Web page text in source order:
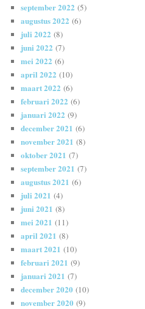
september 2022 (5)
augustus 2022 (6)
juli 2022 (8)
juni 2022 (7)
mei 2022 (6)
april 2022 (10)
maart 2022 (6)
februari 2022 (6)
januari 2022 (9)
december 2021 (6)
november 2021 (8)
oktober 2021 (7)
september 2021 (7)
augustus 2021 (6)
juli 2021 (4)
juni 2021 (8)
mei 2021 (11)
april 2021 (8)
maart 2021 (10)
februari 2021 (9)
januari 2021 (7)
december 2020 (10)
november 2020 (9)